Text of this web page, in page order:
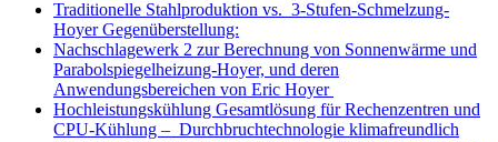
Traditionelle Stahlproduktion vs. 3-Stufen-Schmelzung-
Hoyer Gegenüberstellung:
Nachschlagewerk 2 zur Berechnung von Sonnenwärme und
Parabolspiegelheizung-Hoyer, und deren
Anwendungsbereichen von Eric Hoyer
Hochleistungskühlung Gesamtlösung für Rechenzentren und
CPU-Kühlung – Durchbruchtechnologie klimafreundlich